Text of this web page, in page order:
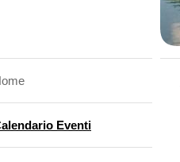
Eventi